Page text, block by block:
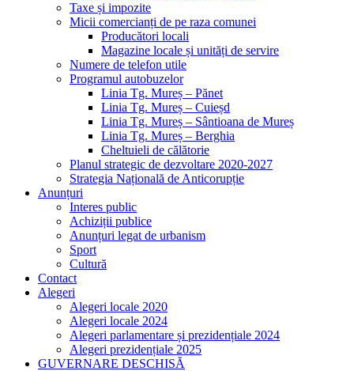
Taxe și impozite
Micii comercianți de pe raza comunei
Producători locali
Magazine locale și unități de servire
Numere de telefon utile
Programul autobuzelor
Linia Tg. Mureș – Pănet
Linia Tg. Mureș – Cuieșd
Linia Tg. Mureș – Sântioana de Mureș
Linia Tg. Mureș – Berghia
Cheltuieli de călătorie
Planul strategic de dezvoltare 2020-2027
Strategia Națională de Anticorupție
Anunțuri
Interes public
Achiziții publice
Anunțuri legat de urbanism
Sport
Cultură
Contact
Alegeri
Alegeri locale 2020
Alegeri locale 2024
Alegeri parlamentare și prezidențiale 2024
Alegeri prezidențiale 2025
GUVERNARE DESCHISĂ